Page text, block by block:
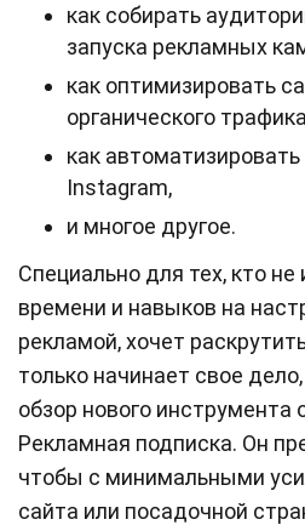
как собирать
запуска рекламных
как оптимизировать
органического
как
Instagram,
и многое другое.
Специально для тех, кто
времени и навыков на
рекламой, хочет
только начинает свое
обзор нового инструмента
Рекламная подписка. Он
чтобы с минимальными
сайта или посадочной